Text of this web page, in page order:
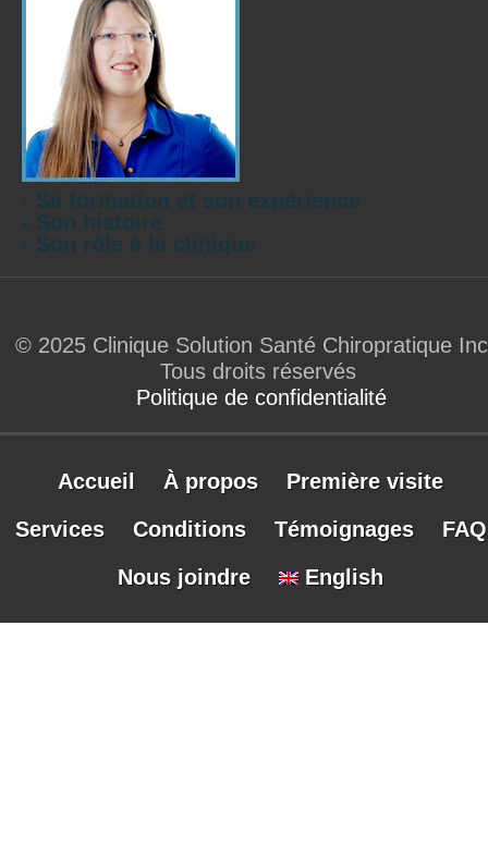
- Sa formation et son expérience
- Son histoire
- Son rôle à la clinique
© 2025 Clinique Solution Santé Chiropratique
Tous droits réservés
Politique de confidentialité
Accueil À propos
Première visite
Services
Conditions Témoignages
FAQ
Nous joindre
English